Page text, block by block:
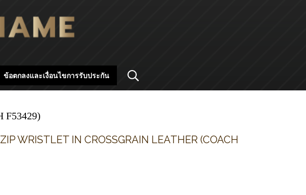
ข้อตกลงและเงื่อนไขการรับประกัน
F53429)
WRISTLET IN CROSSGRAIN LEATHER (COACH